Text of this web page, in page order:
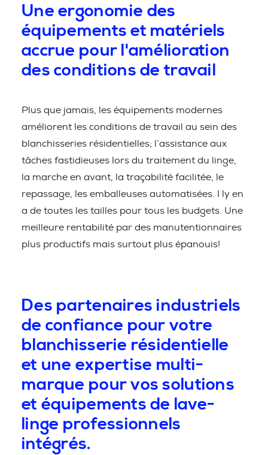
Une ergonomie des
équipements et matériels
accrue pour l'amélioration
des conditions de travail
Plus que jamais, les équipements modernes
améliorent les conditions de travail au sein des
blanchisseries résidentielles; l’assistance aux
tâches fastidieuses lors du traitement du linge,
la marche en avant, la traçabilité facilitée, le
repassage, les emballeuses automatisées. I ly en
a de toutes les tailles pour tous les budgets. Une
meilleure rentabilité par des manutentionnaires
plus productifs mais surtout plus épanouis!
Des partenaires industriels
de confiance pour votre
blanchisserie résidentielle
et une expertise multi-
marque pour vos solutions
et équipements de lave-
linge professionnels
intégrés.